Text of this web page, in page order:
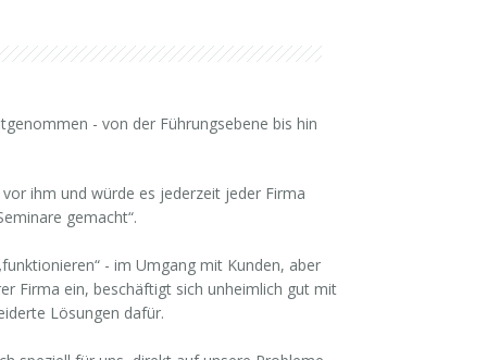
- von der Führungsebene bis hin
ihm und würde es jederzeit jeder Firma
gemacht“.
- im Umgang mit Kunden, aber
Firma ein, beschäftigt sich unheimlich gut mit
Lösungen dafür.